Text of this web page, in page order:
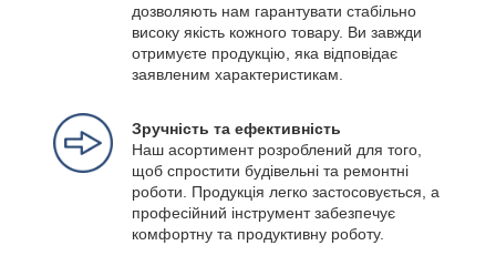
дозволяють нам гарантувати стабільно
високу якість кожного товару. Ви завжди
отримуєте продукцію, яка відповідає
заявленим характеристикам.
Зручність та ефективність
Наш асортимент розроблений для того,
щоб спростити будівельні та ремонтні
роботи. Продукція легко застосовується, а
професійний інструмент забезпечує
комфортну та продуктивну роботу.